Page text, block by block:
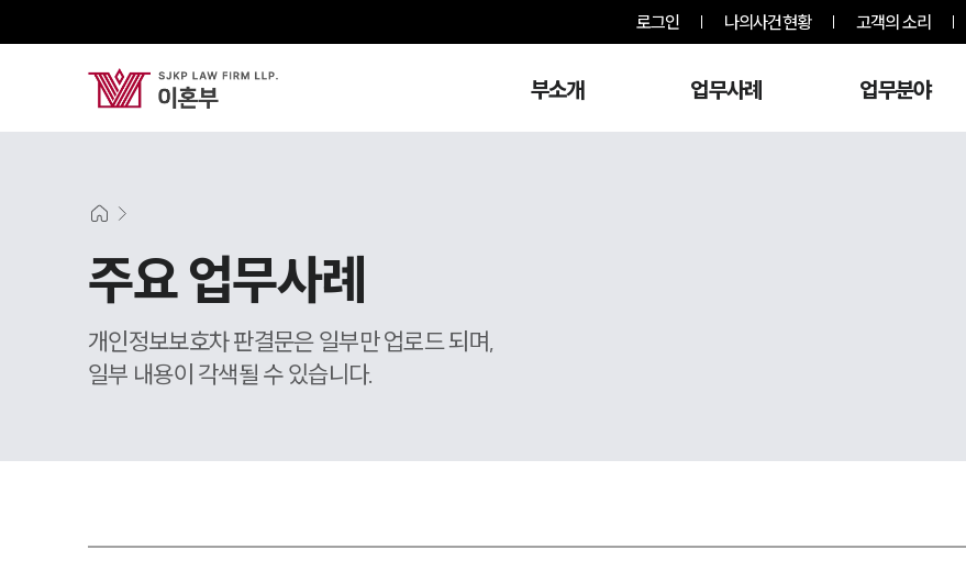
로그인 나의사건현황 고객의 소리
부소개 업무사례 업무분야
주요 업무사례
개인정보보호차 판결문은 일부만 업로드 되며,
일부 내용이 각색될 수 있습니다.